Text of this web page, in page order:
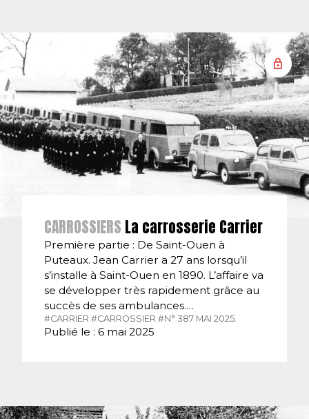
CARROSSIERS La carrosserie Carrier
Première partie : De Saint-Ouen à
Puteaux. Jean Carrier a 27 ans lorsqu’il
s’installe à Saint-Ouen en 1890. L’affaire va
se développer très rapidement grâce au
succès de ses ambulances.…
#CARRIER.#CARROSSIER.#N° 387 MAI 2025.
Publié le : 6 mai 2025